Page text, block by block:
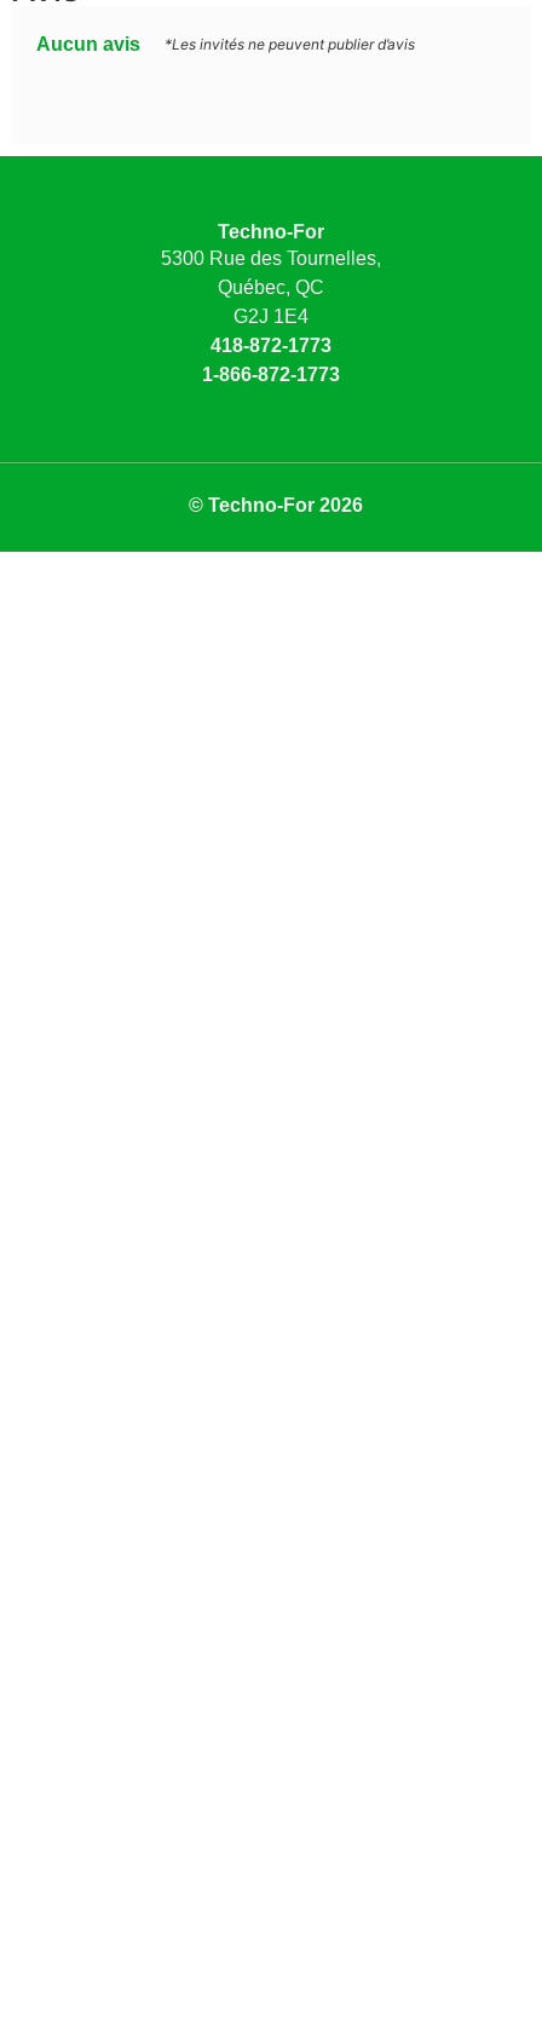
Aucun avis *Les invités ne peuvent publier d’avis
Techno-For
5300 Rue des Tournelles,
Québec, QC
G2J 1E4
418-872-1773
1-866-872-1773
© Techno-For 2026